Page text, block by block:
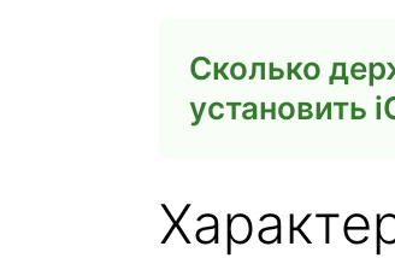
Сколько
установить